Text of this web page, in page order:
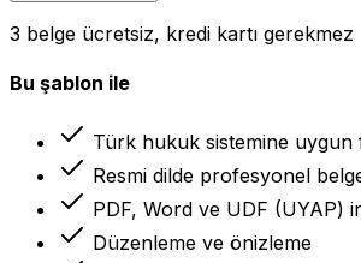
3 belge ücretsiz, kredi kartı gerekmez
Bu şablon ile
Türk hukuk sistemine uygun
Resmi dilde profesyonel
PDF, Word ve UDF (UYAP)
Düzenleme ve önizleme